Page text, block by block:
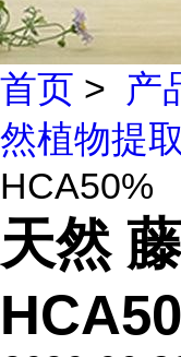
首页 > 产
然植物提
HCA50%
天然